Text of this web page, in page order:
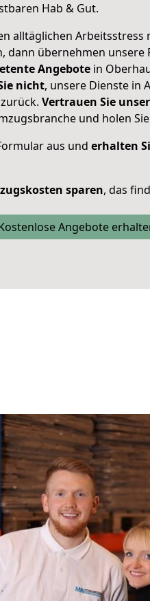
Hab & Gut.
alltäglichen Arbeitsstress
dann übernehmen unsere
Angebote in
nicht, unsere Dienste in
Vertrauen Sie
und holen
aus und erhalten
sparen, das
Angebote